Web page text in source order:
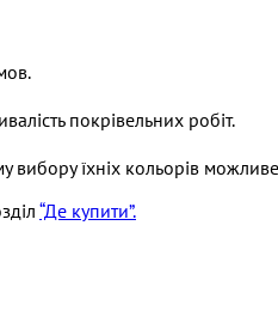
покрівельних робіт.
їхніх кольорів
“Де купити”.